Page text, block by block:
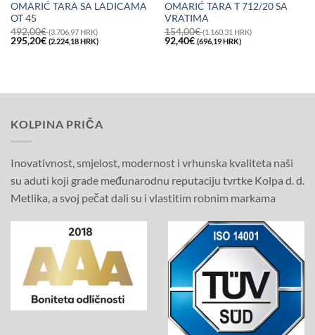
OMARIĆ TARA SA LADICAMA
OT 45
492,00€(3.706,97 HRK)
Izvorna
cijena
HRK).
295,20€ (2.224,18 HRK)Trenutna
cijena
OMARIĆ TARA T 712/20 SA
VRATIMA
154,00€(1.160,31 HRK)
Izvorna
cijena
HRK).
92,40€ (696,19 HRK)Trenutna
cijena
KOLPINA PRIČA
Inovativnost, smjelost, modernost i vrhunska kvaliteta naši
su aduti koji grade međunarodnu reputaciju tvrtke Kolpa d. d.
Metlika, a svoj pečat dali su i vlastitim robnim markama